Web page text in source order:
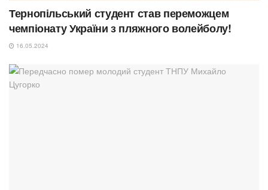
Тернопільський студент став переможцем
чемпіонату України з пляжного волейболу!
16.05.2024